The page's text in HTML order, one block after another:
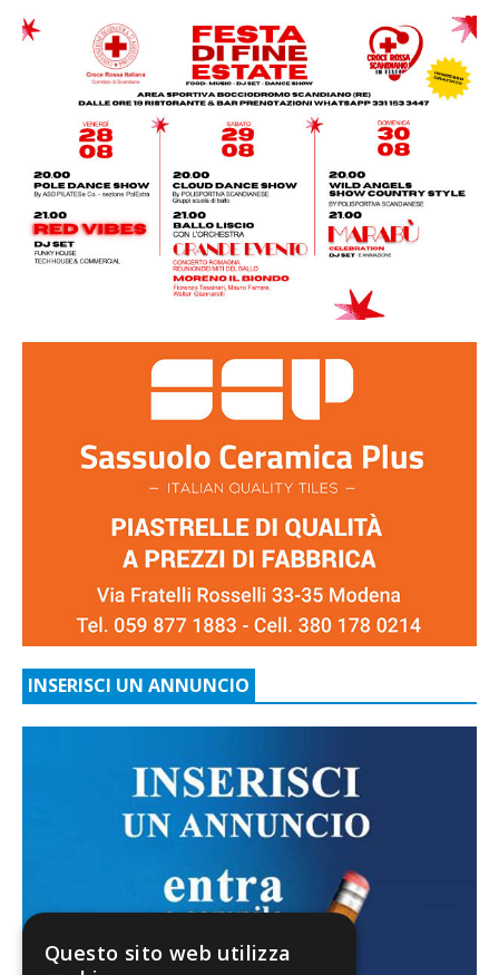
INSERISCI UN ANNUNCIO
Questo sito web utilizza